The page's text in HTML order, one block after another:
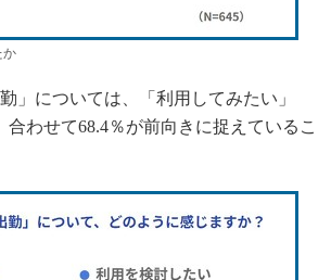
か
については、「利用してみたい」
合わせて68.4％が前向きに捉えているこ